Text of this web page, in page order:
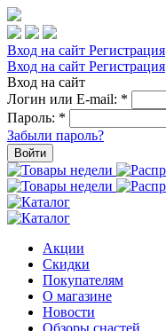
Вход на сайт Регистрация
Вход на сайт Регистрация
Вход на сайт
Логин или E-mail: *
Пароль: *
Забыли пароль?
Войти
Акции
Скидки
Покупателям
О магазине
Новости
Обзоры снастей